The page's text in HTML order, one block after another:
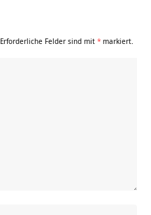
Erforderliche Felder sind mit * markiert.